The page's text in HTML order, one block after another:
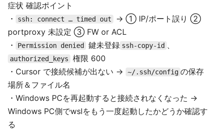
症状 確認ポイント
・
ssh: connect … timed out
→ ① IP/ポート誤り ②
portproxy 未設定 ③ FW or ACL
・
Permission denied 鍵未登録 ssh-copy-id 、
authorized_keys
権限 600
・Cursor で接続候補が出ない →
~/.ssh/config の保存
場所＆ファイル名
・Windows PCを再起動すると接続されなくなった →
Windows PC側でwslをもう一度起動したかどうか確認す
る